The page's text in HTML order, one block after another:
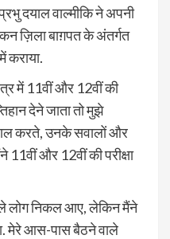
दयाल वाल्मीकि ने अपनी
ज़िला बाग़पत के अंतर्गत
कराया.
में 11वीं और 12वीं की
देने जाता तो मुझे
करते, उनके सवालों और
और 12वीं की परीक्षा
लोग निकल आए, लेकिन मैंने
मेरे आस-पास बैठने वाले